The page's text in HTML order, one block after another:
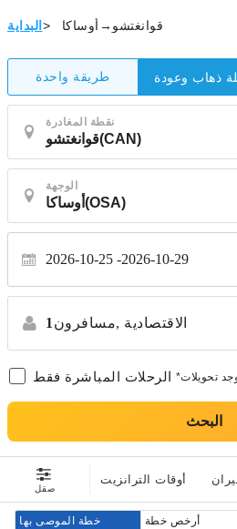
البداية > قوانغتشو→أوساكا
طريقة واحدة ذهاب وعودة
نقطة المغادرة
الوجهة
2026-10-25 2026-10-29
1 مسافرون, الاقتصادية
الرحلات المباشرة فقط تحويلات
البحث
صقل
أوقات الترانزيت
خطة الموصى بها أرخص خطة